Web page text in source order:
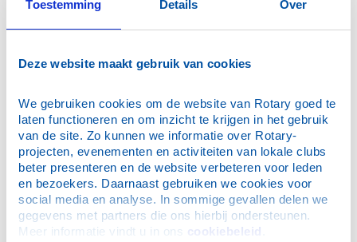
Toestemming Details Over
Deze website maakt gebruik van cookies
We gebruiken cookies om de website van Rotary goed te
laten functioneren en om inzicht te krijgen in het gebruik
van de site. Zo kunnen we informatie over Rotary-
projecten, evenementen en activiteiten van lokale clubs
beter presenteren en de website verbeteren voor leden
en bezoekers. Daarnaast gebruiken we cookies voor
social media en analyse. In sommige gevallen delen we
gegevens met partners die ons hierbij ondersteunen.
Meer informatie vindt u in ons cookiebeleid
Maastricht
Nieuwkoop
Nijmegen-Zuid
Oisterwijk de Kampina
Oostburg
Oosterbeek-Kabeljauw
Oosterhout de Warande